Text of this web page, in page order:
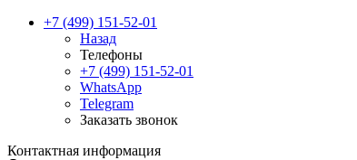
+7 (499) 151-52-01
Назад
Телефоны
+7 (499) 151-52-01
WhatsApp
Telegram
Заказать звонок
Контактная информация